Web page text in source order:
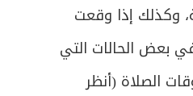
وكذلك إذا وقعت
بعض الحالات التي
الصلاة (أنظر